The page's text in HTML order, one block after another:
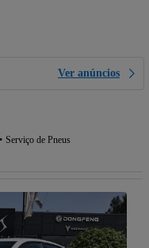
Ver anúncios
Serviço de Pneus